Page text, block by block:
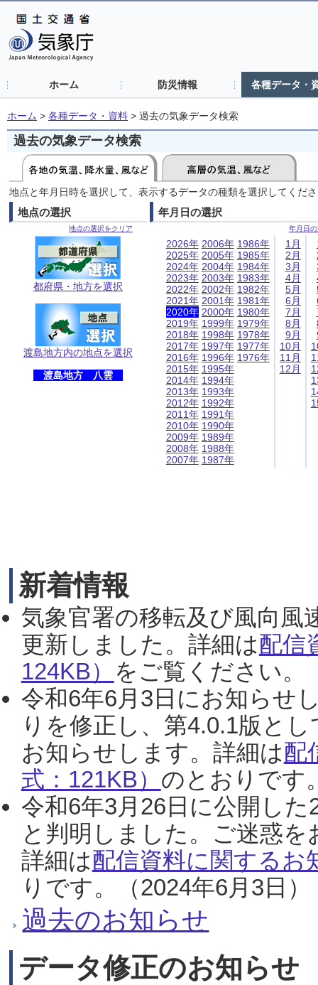
ホーム 防災情報 各種データ・
ホーム > 各種データ・資料 > 過去の気象データ検索
過去の気象データ検索
地点と年月日時を選択して、表示するデータの種類を選択してくだ
地点の選択
地点の選択をクリア
都府県・地方を選択
渡島地方内の地点を選択
渡島地方 八雲
年月日の選択
年月日
2026年
2025年
2024年
2023年
2022年
2021年
2020年
2019年
2018年
2017年
2016年
2015年
2014年
2013年
2012年
2011年
2010年
2009年
2008年
2007年
2006年
2005年
2004年
2003年
2002年
2001年
2000年
1999年
1998年
1997年
1996年
1995年
1994年
1993年
1992年
1991年
1990年
1989年
1988年
1987年
1986年
1985年
1984年
1983年
1982年
1981年
1980年
1979年
1978年
1977年
1976年
1月
2月
3月
4月
5月
6月
7月
8月
9月
10月
11月
12月
新着情報
気象官署の移転及び風向風
更新しました。詳細は配信
124KB） をご覧ください。
令和6年6月3日にお知らせ
りを修正し、第4.0.1版と
お知らせします。詳細は配
式：121KB） のとおりです
令和6年3月26日に公開し
と判明しました。ご迷惑
詳細は配信資料に関するお
りです。（2024年6月3日）
過去のお知らせ
データ修正のお知らせ